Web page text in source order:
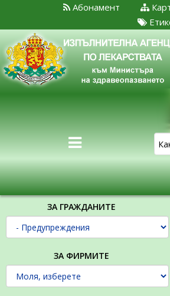
Абонамент
ЗА ГРАЖДАНИТЕ
ЗА ФИРМИТЕ